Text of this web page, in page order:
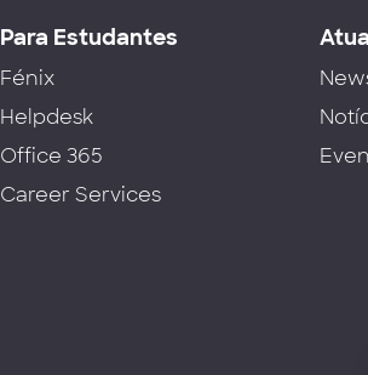
Para Estudantes
Fénix
Helpdesk
Office 365
Career Services